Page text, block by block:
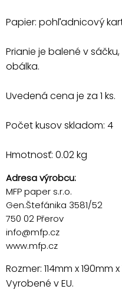
Papier: pohľadnicový
Prianie je balené v
obálka.
Uvedená cena je za 1 ks.
Počet kusov skladom: 4
Hmotnosť: 0.02 kg
Adresa výrobcu:
MFP paper s.r.o.
Gen.Štefánika 3581/52
750 02 Přerov
info@mfp.cz
www.mfp.cz
Rozmer: 114mm x 190mm
Vyrobené v EU.